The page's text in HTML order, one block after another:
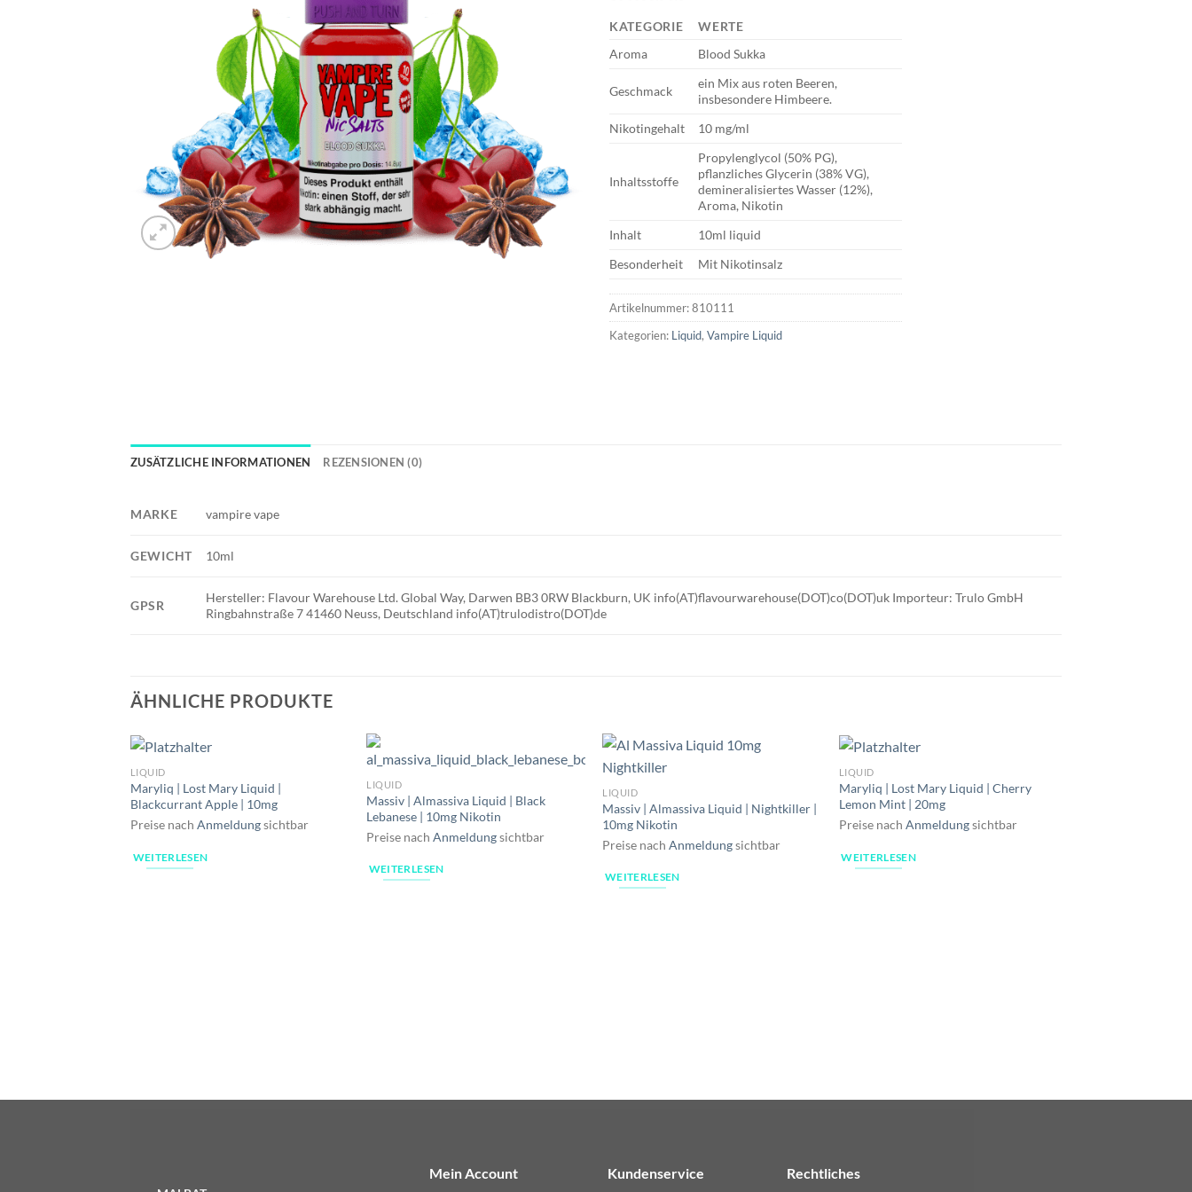
KATEGORIE
WERTE
Aroma
Blood Sukka
Geschmack
ein Mix aus roten Beeren,
insbesondere Himbeere.
Nikotingehalt
10 mg/ml
Inhaltsstoffe
Propylenglycol (50% PG),
pflanzliches Glycerin (38% VG),
demineralisiertes Wasser (12%),
Aroma, Nikotin
Inhalt
10ml liquid
Besonderheit
Mit Nikotinsalz
Artikelnummer:810111
Kategorien: Liquid, Vampire Liquid
ZUSÄTZLICHE INFORMATIONEN REZENSIONEN (0)
MARKE vampire vape
GEWICHT 10ml
GPSR
Hersteller: Flavour Warehouse Ltd. Global Way, Darwen BB3 0RW Blackburn, UK info(AT)flavourwarehouse(DOT)co(DOT)uk Importeur: Trulo GmbH
Ringbahnstraße 7 41460 Neuss, Deutschland info(AT)trulodistro(DOT)de
ÄHNLICHE PRODUKTE
LIQUID
Maryliq | Lost Mary Liquid |
Blackcurrant Apple | 10mg
Preise nach Anmeldungsichtbar
WEITERLESEN
LIQUID
Massiv | Almassiva Liquid | Black
Lebanese | 10mg Nikotin
Preise nachAnmeldungsichtbar
WEITERLESEN
LIQUID
Massiv | Almassiva Liquid | Nightkiller |
10mg Nikotin
Preise nachAnmeldungsichtbar
WEITERLESEN
LIQUID
Maryliq | Lost Mary Liquid | Cherry
Lemon Mint | 20mg
Preise nach Anmeldungsichtbar
WEITERLESEN
Mein Account Kundenservice Rechtliches